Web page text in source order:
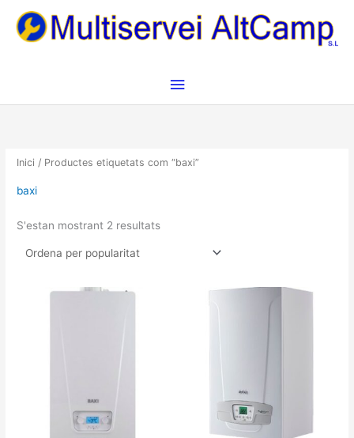
contingut
Menú
Inici / Productes etiquetats com “baxi”
baxi
S'estan mostrant 2 resultats
Ordenat